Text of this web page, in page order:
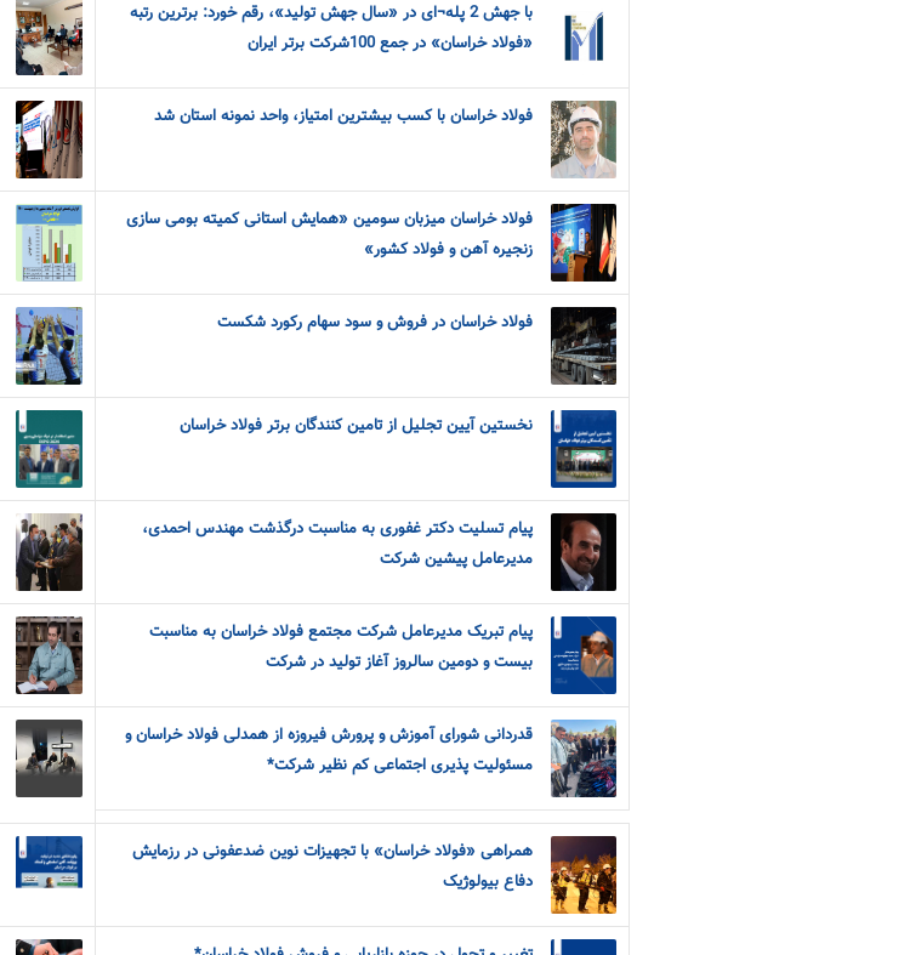
با جهش 2 پله¬ای در «سال جهش تولید»، رقم خورد: برترین رتبه
«فولاد خراسان» در جمع 100شرکت برتر ایران
فولاد خراسان با کسب بیشترین امتیاز، واحد نمونه استان شد
فولاد خراسان میزبان سومین «همایش استانی کمیته بومی سازی
زنجیره آهن و فولاد کشور»
فولاد خراسان در فروش و سود سهام رکورد شکست
نخستین آیین تجلیل از تامین کنندگان برتر فولاد خراسان
پیام تسلیت دکتر غفوری به مناسبت درگذشت مهندس احمدی،
مدیرعامل پیشین شرکت
پیام تبریک مدیرعامل شرکت مجتمع فولاد خراسان به مناسبت
بیست و دومین سالروز آغاز تولید در شرکت
قدردانی شورای آموزش و‌ پرورش فیروزه از همدلی فولاد خراسان و
مسئولیت پذیری اجتماعی کم نظیر شرکت*
همراهی «فولاد خراسان» با تجهیزات نوین ضدعفونی در رزمایش
دفاع بیولوژیک